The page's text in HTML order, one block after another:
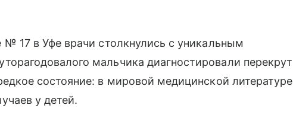
№ 17 в Уфе врачи столкнулись с уникальным
мальчика диагностировали перекрут
состояние: в мировой медицинской литературе
у детей.